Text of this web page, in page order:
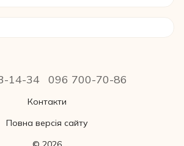
14-34 096 700-70-86
Контакти
Повна версія сайту